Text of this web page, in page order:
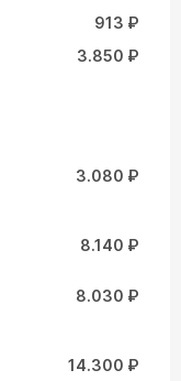
913 ₽
3.850 ₽
3.080 ₽
8.140 ₽
8.030 ₽
14.300 ₽